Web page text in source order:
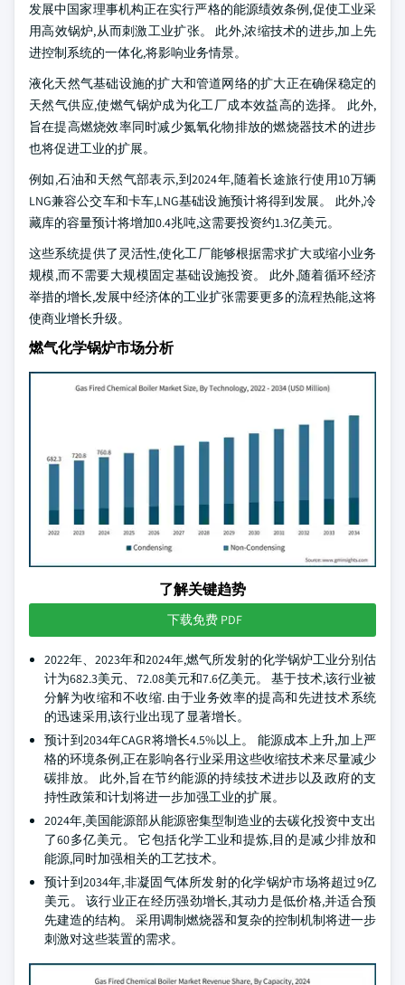
发展中国家理事机构正在实行严格的能源绩效条例,促使工业采
用高效锅炉,从而刺激工业扩张。 此外,浓缩技术的进步,加上先
进控制系统的一体化,将影响业务情景。
液化天然气基础设施的扩大和管道网络的扩大正在确保稳定的
天然气供应,使燃气锅炉成为化工厂成本效益高的选择。 此外,
旨在提高燃烧效率同时减少氮氧化物排放的燃烧器技术的进步
也将促进工业的扩展。
例如,石油和天然气部表示,到2024年,随着长途旅行使用10万辆
LNG兼容公交车和卡车,LNG基础设施预计将得到发展。 此外,冷
藏库的容量预计将增加0.4兆吨,这需要投资约1.3亿美元。
这些系统提供了灵活性,使化工厂能够根据需求扩大或缩小业务
规模,而不需要大规模固定基础设施投资。 此外,随着循环经济
举措的增长,发展中经济体的工业扩张需要更多的流程热能,这将
使商业增长升级。
燃气化学锅炉市场分析
了解关键趋势
下载免费 PDF
2022年、2023年和2024年,燃气所发射的化学锅炉工业分别估
计为682.3美元、72.08美元和7.6亿美元。 基于技术,该行业被
分解为收缩和不收缩. 由于业务效率的提高和先进技术系统
的迅速采用,该行业出现了显著增长。
预计到2034年CAGR将增长4.5%以上。 能源成本上升,加上严
格的环境条例,正在影响各行业采用这些收缩技术来尽量减少
碳排放。 此外,旨在节约能源的持续技术进步以及政府的支
持性政策和计划将进一步加强工业的扩展。
2024年,美国能源部从能源密集型制造业的去碳化投资中支出
了60多亿美元。 它包括化学工业和提炼,目的是减少排放和
能源,同时加强相关的工艺技术。
预计到2034年,非凝固气体所发射的化学锅炉市场将超过9亿
美元。 该行业正在经历强劲增长,其动力是低价格,并适合预
先建造的结构。 采用调制燃烧器和复杂的控制机制将进一步
刺激对这些装置的需求。